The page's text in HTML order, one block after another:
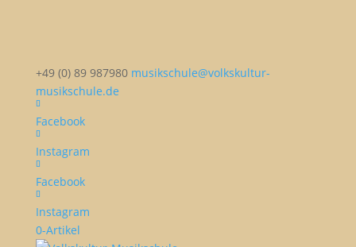
+49 (0) 89 987980 musikschule@volkskultur-
musikschule.de
Facebook
Instagram
Facebook
Instagram
0-Artikel